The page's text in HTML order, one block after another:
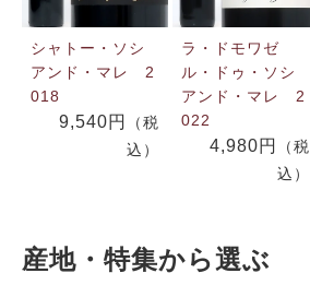
シャトー・ソシ
アンド・マレ 2
018
9,540円
（税
込）
ラ・ドモワゼ
ル・ドゥ・ソシ
アンド・マレ 2
022
4,980円
（税
込）
産地・特集から選ぶ